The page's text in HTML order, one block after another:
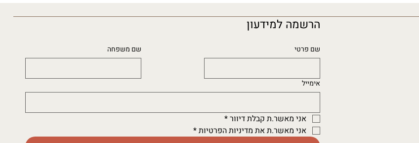
הרשמה למידעון
שם פרטי שם משפחה
אימייל
אני מאשר.ת קבלת דיוור*
אני מאשר.ת את מדיניות הפרטיות*